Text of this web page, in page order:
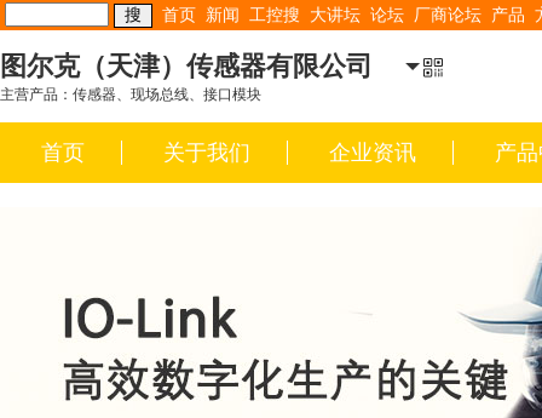
首页 新闻 工控搜 大讲坛 论坛 厂商论坛 产品
图尔克（天津）传感器有限公司
主营产品：传感器、现场总线、接口模块
首页 关于我们 企业资讯 产